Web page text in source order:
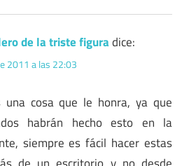
de la triste figuradice:
2011 a las 22:03
una cosa que le honra, ya que
habrán hecho esto en la
siempre es fácil hacer estas